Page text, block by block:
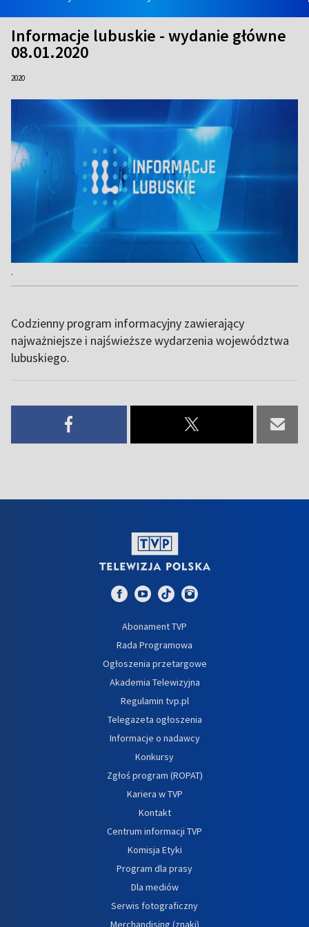
Informacje lubuskie - wydanie główne
08.01.2020
2020
.
Codzienny program informacyjny zawierający
najważniejsze i najświeższe wydarzenia województwa
lubuskiego.
Abonament TVP
Rada Programowa
Ogłoszenia przetargowe
Akademia Telewizyjna
Regulamin tvp.pl
Telegazeta ogłoszenia
Informacje o nadawcy
Konkursy
Zgłoś program (ROPAT)
Kariera w TVP
Kontakt
Centrum informacji TVP
Komisja Etyki
Program dla prasy
Dla mediów
Serwis fotograficzny
Merchandising (znaki)